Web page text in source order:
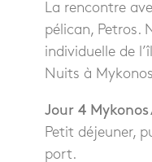
La rencontre
pélican, Petros.
individuelle de
Nuits à
Jour 4 Mykonos
Petit déjeuner,
port.